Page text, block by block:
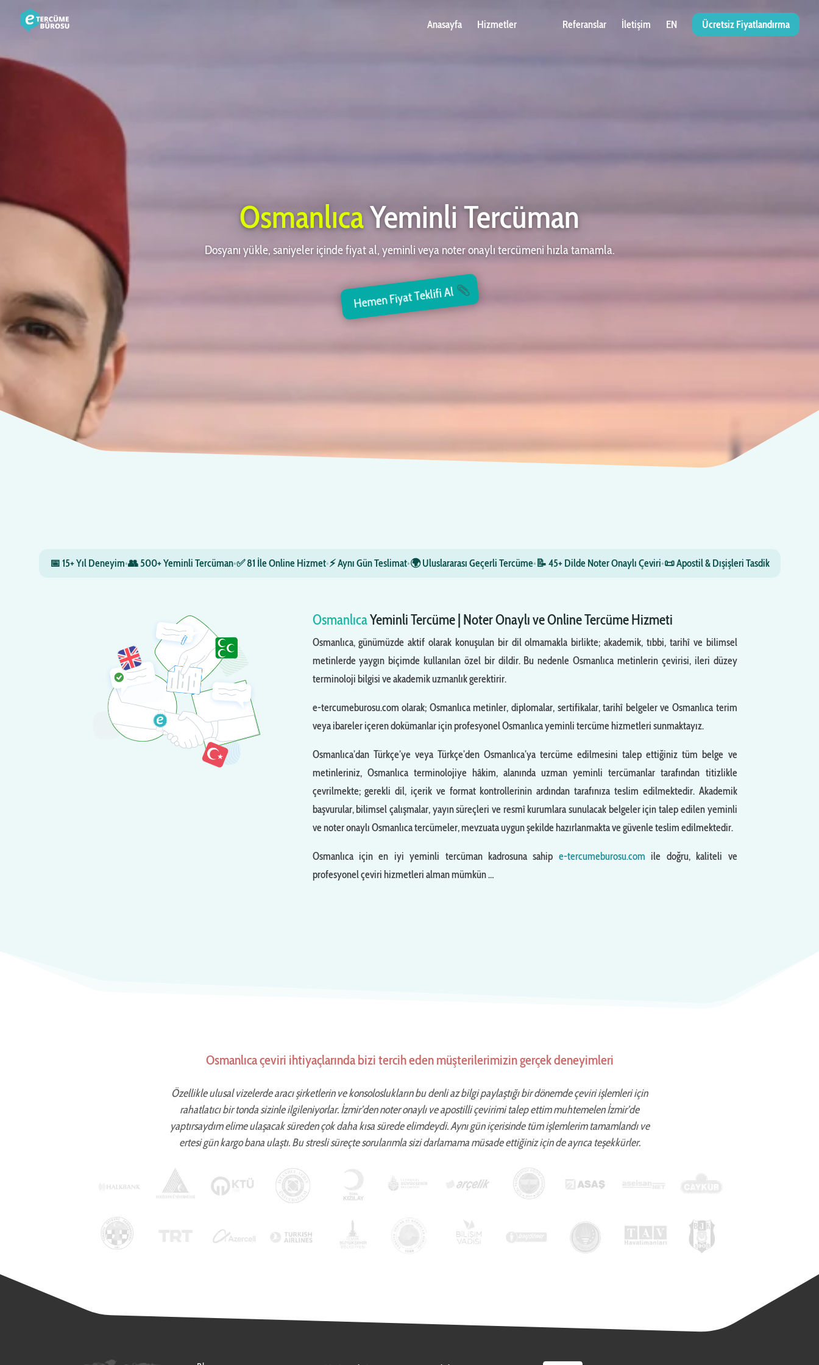
Anasayfa Hizmetler Referanslar İletişim EN Ücretsiz Fiyatlandırma
OsmanlıcaYeminli Tercüman
Dosyanı yükle, saniyeler içinde fiyat al, yeminli veya noter onaylı tercümeni hızla tamamla.
Hemen Fiyat Teklifi Al
📅 15+ Yıl Deneyim•👥 500+ Yeminli Tercüman•✅ 81 İle Online Hizmet•⚡ Aynı Gün Teslimat•🌍 Uluslararası Geçerli Tercüme• 📝 45+ Dilde Noter Onaylı Çeviri•📜 Apostil & Dışişleri Tasdik
OsmanlıcaYeminli Tercüme | Noter Onaylı ve Online Tercüme Hizmeti
Osmanlıca, günümüzde aktif olarak konuşulan bir dil olmamakla birlikte; akademik, tıbbi, tarihî ve bilimsel
metinlerde yaygın biçimde kullanılan özel bir dildir. Bu nedenle Osmanlıca metinlerin çevirisi, ileri düzey
terminoloji bilgisi ve akademik uzmanlık gerektirir.
e-tercumeburosu.com olarak; Osmanlıca metinler, diplomalar, sertifikalar, tarihî belgeler ve Osmanlıca terim
veya ibareler içeren dokümanlar için profesyonel Osmanlıca yeminli tercüme hizmetleri sunmaktayız.
Osmanlıca’dan Türkçe’ye veya Türkçe’den Osmanlıca’ya tercüme edilmesini talep ettiğiniz tüm belge ve
metinleriniz, Osmanlıca terminolojiye hâkim, alanında uzman yeminli tercümanlar tarafından titizlikle
çevrilmekte; gerekli dil, içerik ve format kontrollerinin ardından tarafınıza teslim edilmektedir. Akademik
başvurular, bilimsel çalışmalar, yayın süreçleri ve resmî kurumlara sunulacak belgeler için talep edilen yeminli
ve noter onaylı Osmanlıca tercümeler, mevzuata uygun şekilde hazırlanmakta ve güvenle teslim edilmektedir.
Osmanlıca için en iyi yeminli tercüman kadrosuna sahip e-tercumeburosu.com ile doğru, kaliteli ve
profesyonel çeviri hizmetleri alman mümkün …
Osmanlıca çeviri ihtiyaçlarında bizi tercih eden müşterilerimizin gerçek deneyimleri
Özellikle ulusal vizelerde aracı şirketlerin ve konsoloslukların bu denli az bilgi paylaştığı bir dönemde çeviri işlemleri için
rahatlatıcı bir tonda sizinle ilgileniyorlar. İzmir’den noter onaylı ve apostilli çevirimi talep ettim muhtemelen İzmir’de
yaptırsaydım elime ulaşacak süreden çok daha kısa sürede elimdeydi. Aynı gün içerisinde tüm işlemlerim tamamlandı ve
ertesi gün kargo bana ulaştı. Bu stresli süreçte sorularımla sizi darlamama müsade ettiğiniz için de ayrıca teşekkürler.